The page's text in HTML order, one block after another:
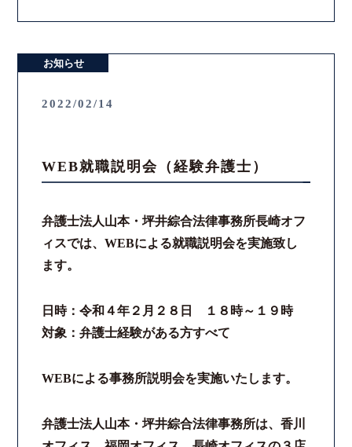
お知らせ
2022/02/14
WEB就職説明会（経験弁護士）
弁護士法人山本・坪井綜合法律事務所長崎オフ
ィスでは、WEBによる就職説明会を実施致し
ます。
日時：令和４年２月２８日 １８時～１９時
対象：弁護士経験がある方すべて
WEBによる事務所説明会を実施いたします。
弁護士法人山本・坪井綜合法律事務所は、香川